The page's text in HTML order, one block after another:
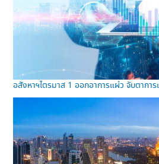
อสังหาฯไตรมาส 1 ออกอาการแผ่ว จับตากา